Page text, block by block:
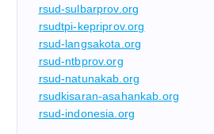
rsud-sulbarprov.org
rsudtpi-kepriprov.org
rsud-langsakota.org
rsud-ntbprov.org
rsud-natunakab.org
rsudkisaran-asahankab.org
rsud-indonesia.org